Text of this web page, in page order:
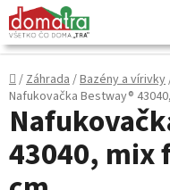
Prejsť
na
obsah
Domov
/Záhrada/Bazény a vírivky
Nafukovačka Bestway®
43040, mix